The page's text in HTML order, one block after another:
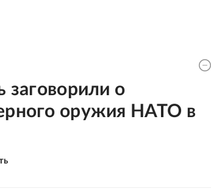
заговорили о
оружия НАТО в